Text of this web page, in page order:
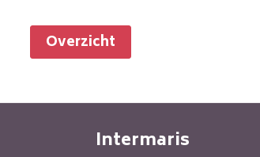
Overzicht
Intermaris